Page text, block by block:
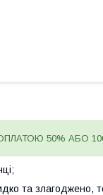
50% АБО
та злагоджено,